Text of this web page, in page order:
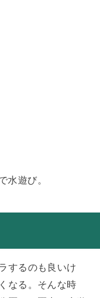
水遊び。
するのも良いけ
なる。そんな時